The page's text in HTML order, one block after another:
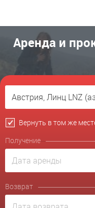
Аренда и
Вернуть в том же
Получение
Возврат